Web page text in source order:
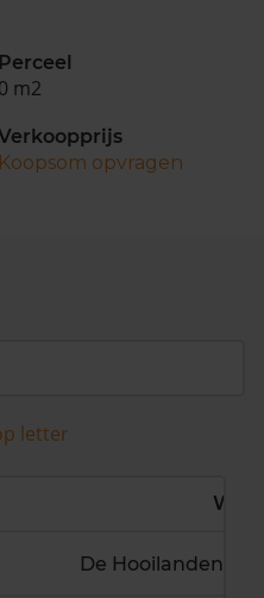
Perceel
0 m2
Koopsom opvragen
letter
Wijk
De Hooilanden